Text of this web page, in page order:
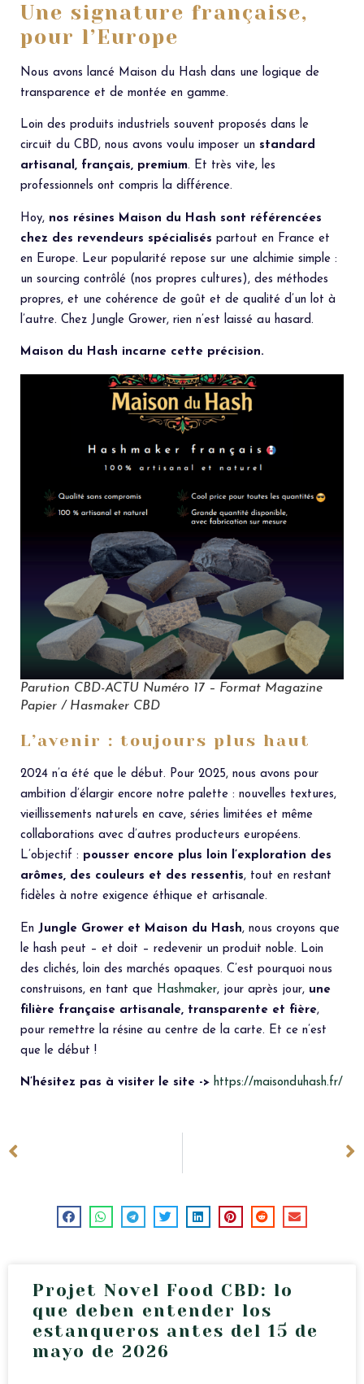
Une signature française,
pour l’Europe
Nous avons lancé Maison du Hash dans une logique de
transparence et de montée en gamme.
Loin des produits industriels souvent proposés dans le
circuit du CBD, nous avons voulu imposer un standard
artisanal, français, premium. Et très vite, les
professionnels ont compris la différence.
Hoy, nos résines Maison du Hash sont référencées
chez des revendeurs spécialisés partout en France et
en Europe. Leur popularité repose sur une alchimie simple :
un sourcing contrôlé (nos propres cultures), des méthodes
propres, et une cohérence de goût et de qualité d’un lot à
l’autre. Chez Jungle Grower, rien n’est laissé au hasard.
Maison du Hash incarne cette précision.
Parution CBD-ACTU Numéro 17 – Format Magazine
Papier / Hasmaker CBD
L’avenir : toujours plus haut
2024 n’a été que le début. Pour 2025, nous avons pour
ambition d’élargir encore notre palette : nouvelles textures,
vieillissements naturels en cave, séries limitées et même
collaborations avec d’autres producteurs européens.
L’objectif : pousser encore plus loin l’exploration des
arômes, des couleurs et des ressentis, tout en restant
fidèles à notre exigence éthique et artisanale.
En Jungle Grower et Maison du Hash, nous croyons que
le hash peut – et doit – redevenir un produit noble. Loin
des clichés, loin des marchés opaques. C’est pourquoi nous
construisons, en tant que Hashmaker, jour après jour, une
filière française artisanale, transparente et fière,
pour remettre la résine au centre de la carte. Et ce n’est
que le début !
N’hésitez pas à visiter le site -> https://maisonduhash.fr/
Projet Novel Food CBD: lo
que deben entender los
estanqueros antes del 15 de
mayo de 2026